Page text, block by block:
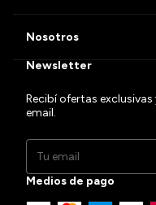
Nosotros
Newsletter
Recibí ofertas
email.
Medios de pago